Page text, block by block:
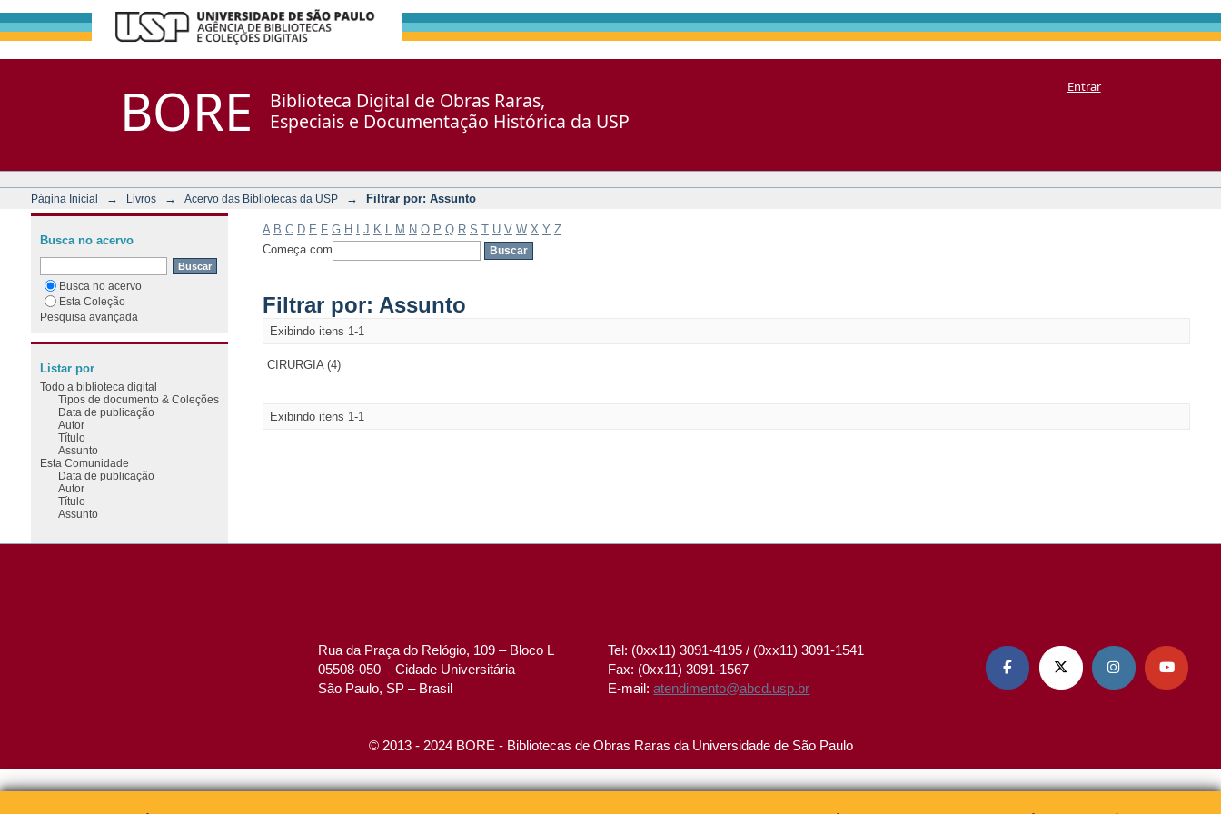
BORE
Biblioteca Digital de Obras Raras,
Especiais e Documentação Histórica da USP
Entrar
Página Inicial → Livros → Acervo das Bibliotecas da USP → Filtrar por: Assunto
A B C D E F G H J K M N O P Q R S T U V W X Y Z
Começa com
Filtrar por: Assunto
Exibindo itens 1-1
CIRURGIA (4)
Exibindo itens 1-1
Busca no acervo
Busca no acervo
Esta Coleção
Pesquisa avançada
Listar por
Todo a biblioteca digital
Tipos de documento & Coleções
Data de publicação
Autor
Título
Assunto
Esta Comunidade
Data de publicação
Autor
Título
Assunto
Rua da Praça do Relógio, 109 – Bloco L
05508-050 – Cidade Universitária
São Paulo, SP – Brasil
Tel: (0xx11) 3091-4195 / (0xx11) 3091-1541
Fax: (0xx11) 3091-1567
E-mail:atendimento@abcd.usp.br
   
© 2013 - 2024 BORE - Bibliotecas de Obras Raras da Universidade de São Paulo